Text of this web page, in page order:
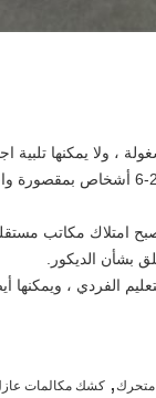
، ولا يمكنها
كثير من الحالات ، يمكن
امتلاك مكاتب
بشأن الديكور.
الفردي ، ويمكنها
كشك مكالمات عازل